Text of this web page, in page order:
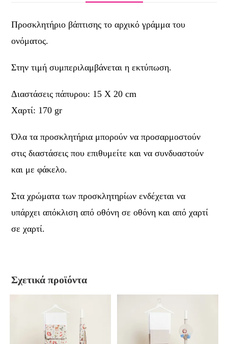
Προσκλητήριο βάπτισης το αρχικό γράμμα του
ονόματος.
Στην τιμή συμπεριλαμβάνεται η εκτύπωση.
Διαστάσεις πάπυρου: 15 Χ 20 cm
Χαρτί: 170 gr
Όλα τα προσκλητήρια μπορούν να προσαρμοστούν
στις διαστάσεις που επιθυμείτε και να συνδυαστούν
και με φάκελο.
Στα χρώματα των προσκλητηρίων ενδέχεται να
υπάρχει απόκλιση από οθόνη σε οθόνη και από χαρτί
σε χαρτί.
Σχετικά προϊόντα